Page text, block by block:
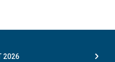
2026